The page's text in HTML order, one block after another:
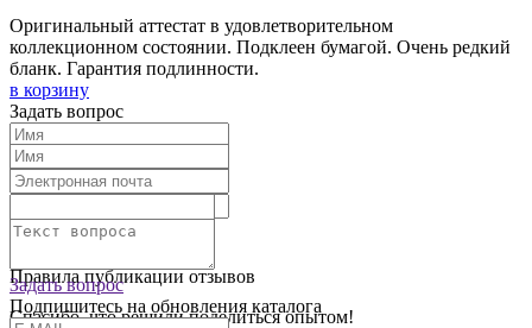
Оригинальный аттестат в удовлетворительном
коллекционном состоянии. Подклеен бумагой. Очень редкий
бланк. Гарантия подлинности.
в корзину
Текст отзыва:
Правила публикации отзывов
Спасибо, что решили поделиться опытом!
Задать вопрос
Задать вопрос
Подпишитесь на обновления каталога